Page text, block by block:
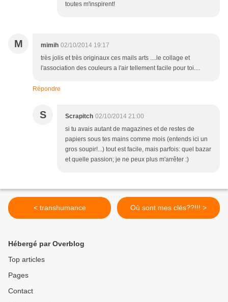
toutes m'inspirent!
M mimih 02/10/2014 19:17
très jolis et très originaux ces mails arts ....le collage et
l'association des couleurs a l'air tellement facile pour toi....
Répondre
S Scrapitch 02/10/2014 21:00
si tu avais autant de magazines et de restes de
papiers sous tes mains comme mois (entends ici un
gros soupir!...) tout est facile, mais parfois: quel bazar
et quelle passion; je ne peux plus m'arrêter :)
< transhumance Où sont mes clés??!!! >
Hébergé par Overblog
Top articles
Pages
Contact